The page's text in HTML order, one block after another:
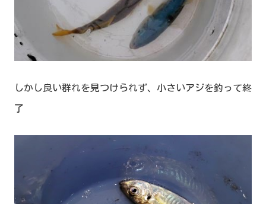
しかし良い群れを見つけられず、小さいアジを釣って終
了